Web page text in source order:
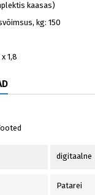
kaasas)
kg: 150
1,8
digitaalne
Patarei